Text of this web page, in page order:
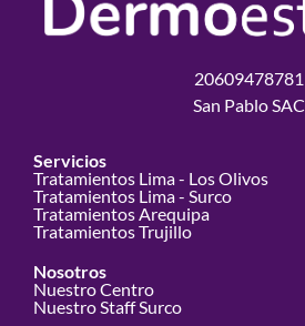
20609478781
San Pablo SAC
Servicios
Tratamientos Lima - Los Olivos
Tratamientos Lima - Surco
Tratamientos Arequipa
Tratamientos Trujillo
Nosotros
Nuestro Centro
Nuestro Staff Surco